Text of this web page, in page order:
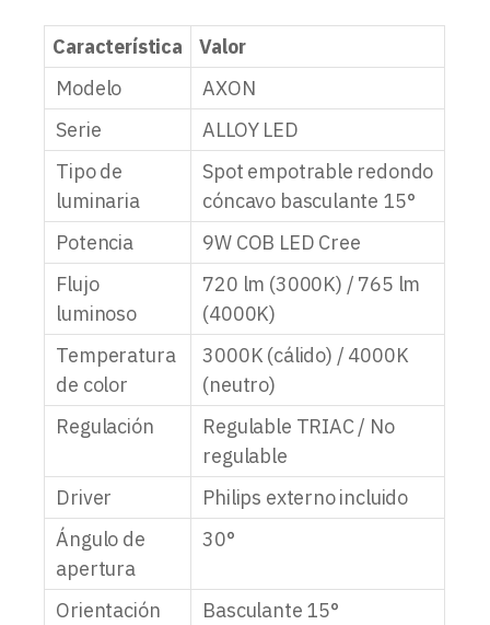
Característica
Valor
Modelo
AXON
Serie
ALLOY LED
Tipo de
luminaria
Spot empotrable redondo
cóncavo basculante 15°
Potencia
9W COB LED Cree
Flujo
luminoso
720 lm (3000K) / 765 lm
(4000K)
Temperatura
de color
3000K (cálido) / 4000K
(neutro)
Regulación
Regulable TRIAC / No
regulable
Driver
Philips externo incluido
Ángulo de
apertura
30°
Orientación
Basculante 15°